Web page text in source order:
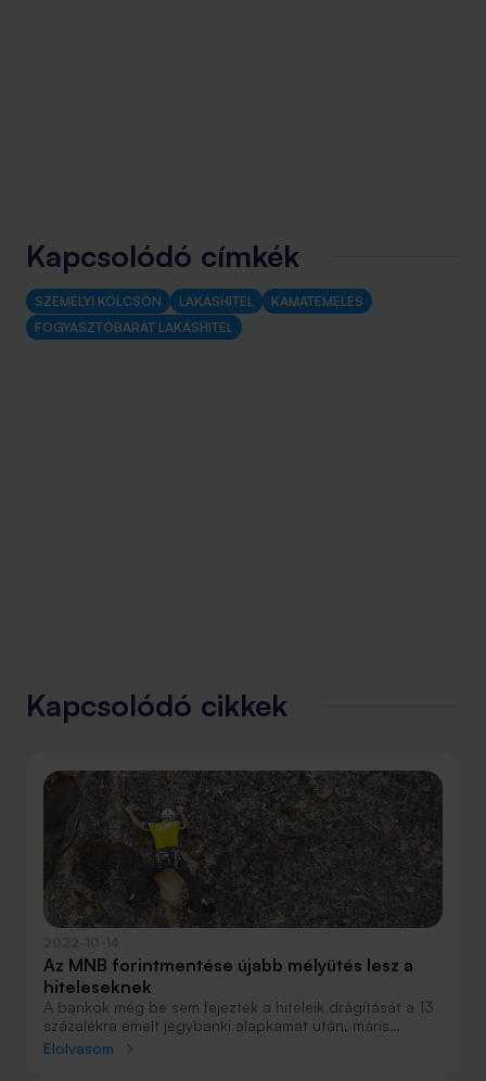
Kapcsolódó címkék
SZEMÉLYI KÖLCSÖN LAKÁSHITEL
KAMATEMELÉS
FOGYASZTÓBARÁT LAKÁSHITEL
Kapcsolódó cikkek
Az MNB forintmentése újabb mélyütés lesz a
hiteleseknek
A bankok még be sem fejezték a hiteleik drágítását a 13
százalékra emelt jegybanki alapkamat után, máris
készülhetnek az újabbakra. Az MNB pénteki döntései
Elolvasom